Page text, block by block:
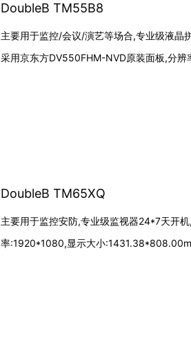
DoubleB TM55B8
主要用于监控/会议/演艺等场合,专业级液
采用京东方DV550FHM-NVD原装面板,分
DoubleB TM65XQ
主要用于监控安防,专业级监视器24*7天开
率:1920*1080,显示大小